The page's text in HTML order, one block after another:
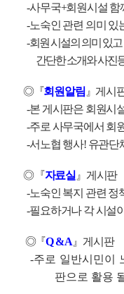
-사무국+회원시설 함
-노숙인 관련 의미 있
-회원 시설의 의미 있
간단한 소개와 사진
◎『회원알림 』 게시
-본 게시판은 회원시
-주로 사무국에서 회
-서노협 행사! 유관단
◎『자료실 』 게시판
-노숙인 복지 관련 정
-필요하거나 각 시설
◎『Q & A 』 게시판
-주로 일반시민이
판으로 활용